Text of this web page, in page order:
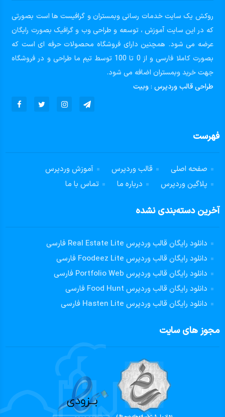
روکش یک سایت خدمات رسانی وبمستران و گرافیست ها است بصورتی
که در این سایت آموزش ، توسعه و طراحی وب و گرافیک بصورت رایگان
عرضه می شود. همچنین دارای فروشگاه محصولات حرفه ای است که
بصورت کاملا فارسی و از 0 تا 100 توسط تیم ما طراحی و در فروشگاه
جهت خرید وبمستران اضافه می شود.
طراحی قالب وردپرس :وبیت
فهرست
صفحه اصلی قالب وردپرس
آموزش وردپرس
پلاگین وردپرس
درباره ما تماس با ما
آخرین دسته‌بندی نشده
دانلود رایگان قالب وردپرس Real Estate Lite فارسی
دانلود رایگان قالب وردپرس Foodeez Lite فارسی
دانلود رایگان قالب وردپرس Portfolio Web فارسی
دانلود رایگان قالب وردپرس Food Hunt فارسی
دانلود رایگان قالب وردپرس Hasten Lite فارسی
مجوز های سایت